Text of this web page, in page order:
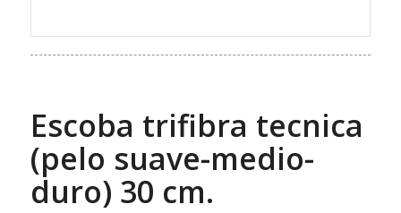
Escoba trifibra tecnica
(pelo suave-medio-
duro) 30 cm.